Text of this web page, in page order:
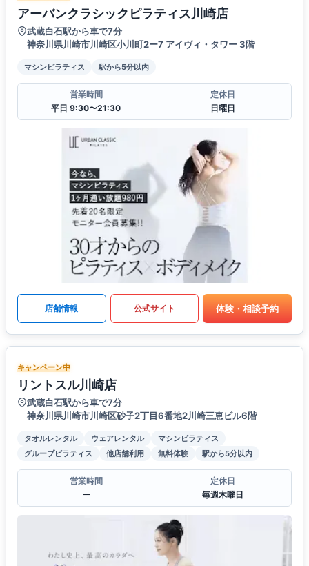
アーバンクラシックピラティス川崎店
武蔵白石駅から車で7分
神奈川県川崎市川崎区小川町2ー7 アイヴィ・タワー 3階
マシンピラティス 駅から5分以内
営業時間
平日 9:30〜21:30
定休日
日曜日
店舗情報 公式サイト 体験・相談予約
キャンペーン中
リントスル川崎店
武蔵白石駅から車で7分
神奈川県川崎市川崎区砂子2丁目6番地2川崎三恵ビル6階
タオルレンタル ウェアレンタル
マシンピラティス
グループピラティス
他店舗利用 無料体験 駅から5分以内
営業時間
ー
定休日
毎週木曜日